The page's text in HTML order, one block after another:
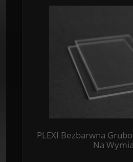
PLEXI Bezbarwna
Na